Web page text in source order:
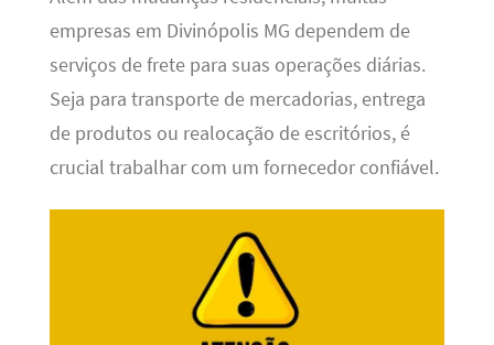
empresas em Divinópolis MG dependem de
serviços de frete para suas operações diárias.
Seja para transporte de mercadorias, entrega
de produtos ou realocação de escritórios, é
crucial trabalhar com um fornecedor confiável.